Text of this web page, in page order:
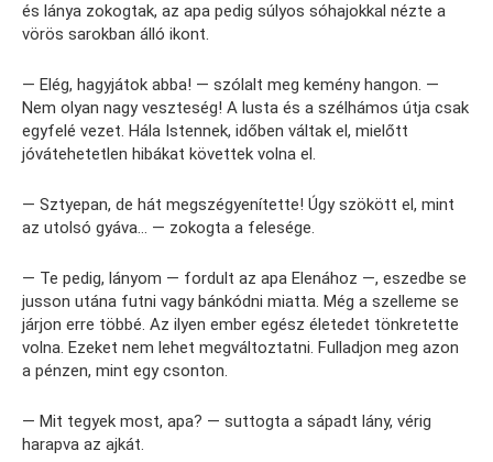
és lánya zokogtak, az apa pedig súlyos sóhajokkal nézte a
vörös sarokban álló ikont.
— Elég, hagyjátok abba! — szólalt meg kemény hangon. —
Nem olyan nagy veszteség! A lusta és a szélhámos útja csak
egyfelé vezet. Hála Istennek, időben váltak el, mielőtt
jóvátehetetlen hibákat követtek volna el.
— Sztyepan, de hát megszégyenítette! Úgy szökött el, mint
az utolsó gyáva… — zokogta a felesége.
— Te pedig, lányom — fordult az apa Elenához —, eszedbe se
jusson utána futni vagy bánkódni miatta. Még a szelleme se
járjon erre többé. Az ilyen ember egész életedet tönkretette
volna. Ezeket nem lehet megváltoztatni. Fulladjon meg azon
a pénzen, mint egy csonton.
— Mit tegyek most, apa? — suttogta a sápadt lány, vérig
harapva az ajkát.